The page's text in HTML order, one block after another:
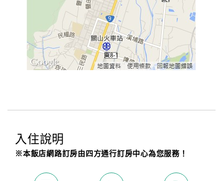
入住說明
※本飯店網路訂房由四方通行訂房中心為您服務！